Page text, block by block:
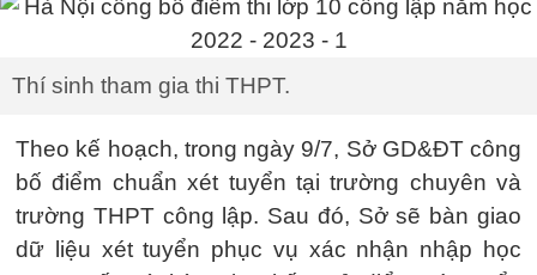
Thí sinh tham gia thi THPT.
Theo kế hoạch, trong ngày 9/7, Sở GD&ĐT công
bố điểm chuẩn xét tuyển tại trường chuyên và
trường THPT công lập. Sau đó, Sở sẽ bàn giao
dữ liệu xét tuyển phục vụ xác nhận nhập học